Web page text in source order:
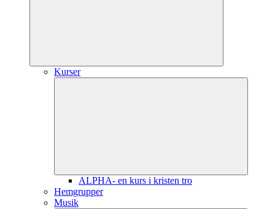
Kurser
ALPHA- en kurs i kristen tro
Hemgrupper
Musik